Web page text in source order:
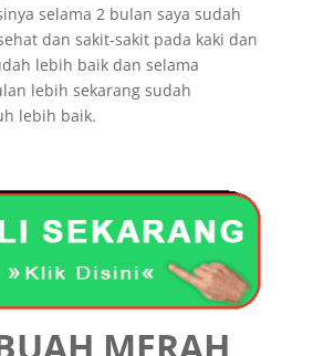
selama 2 bulan saya sudah
dan sakit-sakit pada kaki dan
lebih baik dan selama
lebih sekarang sudah
lebih baik.